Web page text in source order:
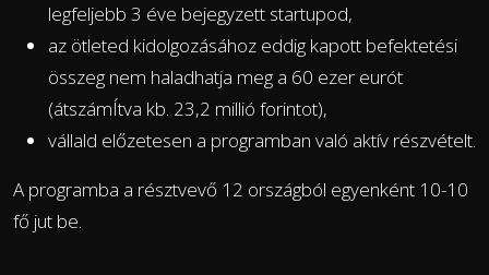
legfeljebb 3 éve bejegyzett startupod,
az ötleted kidolgozásához eddig kapott befektetési
összeg nem haladhatja meg a 60 ezer eurót
(átszámÍtva kb. 23,2 millió forintot),
vállald előzetesen a programban való aktív részvételt.
A programba a résztvevő 12 országból egyenként 10-10
fő jut be.